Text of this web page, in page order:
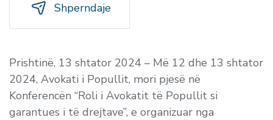
Shperndaje
Prishtinë, 13 shtator 2024 – Më 12 dhe 13 shtator
2024, Avokati i Popullit, mori pjesë në
Konferencën “Roli i Avokatit të Popullit si
garantues i të drejtave”, e organizuar nga